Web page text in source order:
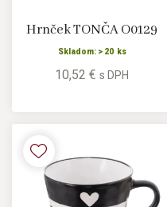
Hrnček TONČA O0129
Skladom: > 20 ks
10,52 €s DPH